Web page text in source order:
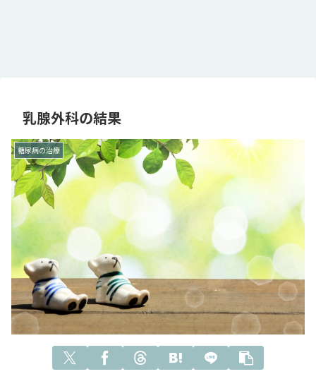
乳腺外科の結果
糖尿病の治療